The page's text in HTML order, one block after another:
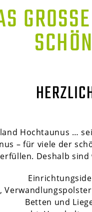
Hochtaunus …
– für viele der
Deshalb
Betten und